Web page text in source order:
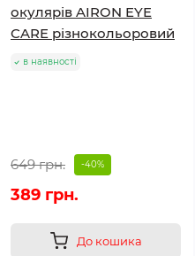
окулярів AIRON EYE
CARE різнокольоровий
в наявності
649 грн. -40%
389 грн.
До кошика